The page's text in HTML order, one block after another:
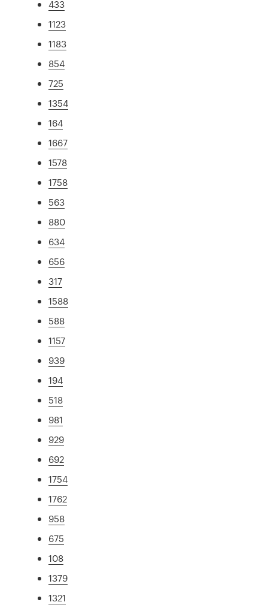
433
1123
1183
854
725
1354
164
1667
1578
1758
563
880
634
656
317
1588
588
1157
939
194
518
981
929
692
1754
1762
958
675
108
1379
1321